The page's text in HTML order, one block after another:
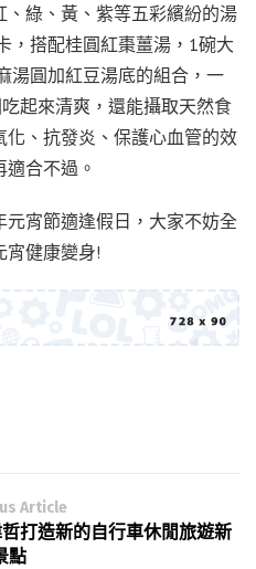
綠、黃、紫等五彩繽紛的湯
，搭配桂圓紅棗薑湯，1碗大
湯圓加紅豆湯底的組合，一
起來清爽，還能攝取天然食
、抗發炎、保護心血管的效
合不過。
宵節適逢假日，大家不妨全
宵健康變身!
Article
打造新的自行車休閒旅遊新
點